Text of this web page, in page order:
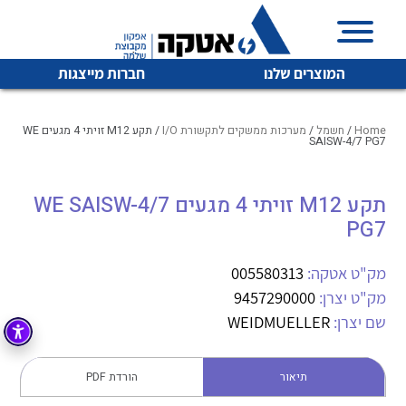
המוצרים שלנו חברות מייצגות
איכות | שרות | זמינות
אטקה בע”מ היא החברה הגדולה והמובילה בישראל בשיווק
מיתוג, בקרה , ואינסטלציה חשמלית ופעילה ב7 תחומים:
חשמל מיתוג ואינסטלציה חשמלית
קופסאות וארונות לחשמל, בקרה ואלקטרוניקה
לכל מוצרי היצרן לכל מוצרי היצרן
לכל מוצרי היצרן לכל מוצרי היצרן
Home
/ חשמל / מערכות ממשקים לתקשורת I/O / תקע M12 זויתי 4 מגעים WE
SAISW-4/7 PG7
תקע M12 זויתי 4 מגעים WE SAISW-4/7
PG7
מק"ט אטקה: 005580313
מק"ט יצרן: 9457290000
שם יצרן: WEIDMUELLER
תיאור הורדת PDF